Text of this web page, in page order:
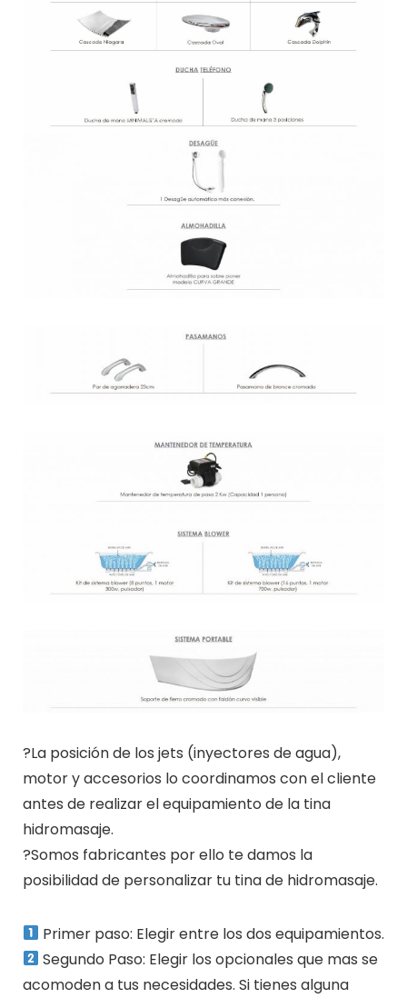
?La posición de los jets (inyectores de agua),
motor y accesorios lo coordinamos con el cliente
antes de realizar el equipamiento de la tina
hidromasaje.
?Somos fabricantes por ello te damos la
posibilidad de personalizar tu tina de hidromasaje.
Primer paso: Elegir entre los dos equipamientos.
Segundo Paso: Elegir los opcionales que mas se
acomoden a tus necesidades. Si tienes alguna